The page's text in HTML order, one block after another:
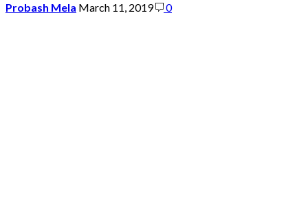
Probash Mela March 11, 2019 0